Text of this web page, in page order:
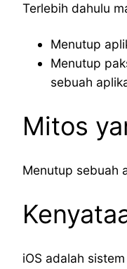
Terlebih dahulu
Menutup
Menutup
sebuah
Mitos
Menutup sebuah
iOS adalah